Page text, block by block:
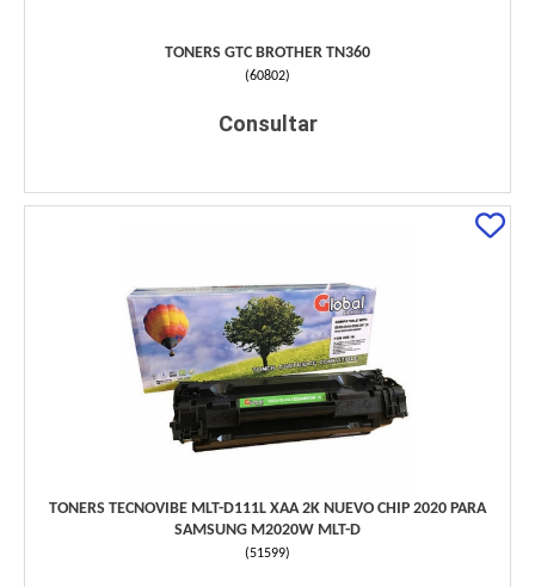
TONERS GTC BROTHER TN360
(60802)
Consultar
TONERS TECNOVIBE MLT-D111L XAA 2K NUEVO CHIP 2020 PARA
SAMSUNG M2020W MLT-D
(51599)